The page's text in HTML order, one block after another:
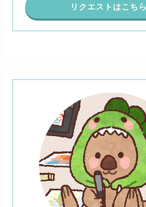
リクエストはこちら